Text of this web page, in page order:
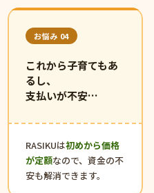
お悩み 04
これから子育てもあ
るし、
支払いが不安…
RASIKUは初めから価格
が定額なので、資金の不
安も解消できます。